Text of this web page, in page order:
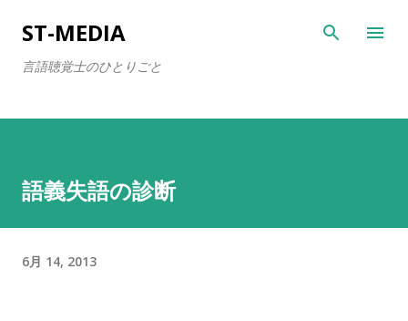
スキップしてメイン コンテンツに移動
ST-MEDIA
言語聴覚士のひとりごと
語義失語の診断
6月 14, 2013